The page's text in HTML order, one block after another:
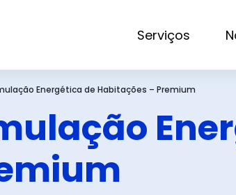
Serviços
Energética de Habitações – Premium